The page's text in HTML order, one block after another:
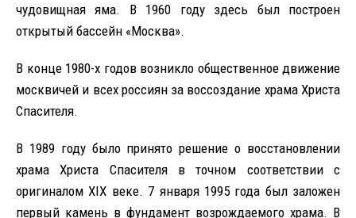
чудовищная яма. В 1960 году здесь был построен
открытый бассейн «Москва».
В конце 1980-х годов возникло общественное движение
москвичей и всех россиян за воссоздание храма Христа
Спасителя.
В 1989 году было принято решение о восстановлении
храма Христа Спасителя в точном соответствии с
оригиналом XIX веке. 7 января 1995 года был заложен
первый камень в фундамент возрождаемого храма. В